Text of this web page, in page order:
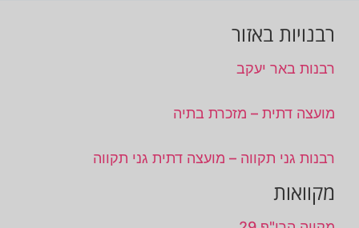
רבנויות באזור
רבנות באר יעקב
מועצה דתית – מזכרת בתיה
רבנות גני תקווה – מועצה דתית גני תקווה
מקוואות